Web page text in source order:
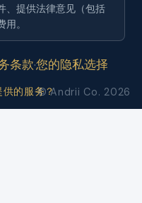
、提供法律意见（包括
。
条款·您的隐私选择
供的服务？© Andrii Co. 2026